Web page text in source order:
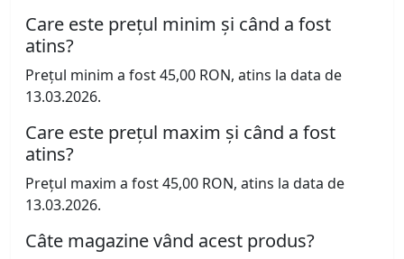
Care este prețul minim și când a fost
atins?
Prețul minim a fost 45,00 RON, atins la data de
13.03.2026.
Care este prețul maxim și când a fost
atins?
Prețul maxim a fost 45,00 RON, atins la data de
13.03.2026.
Câte magazine vând acest produs?